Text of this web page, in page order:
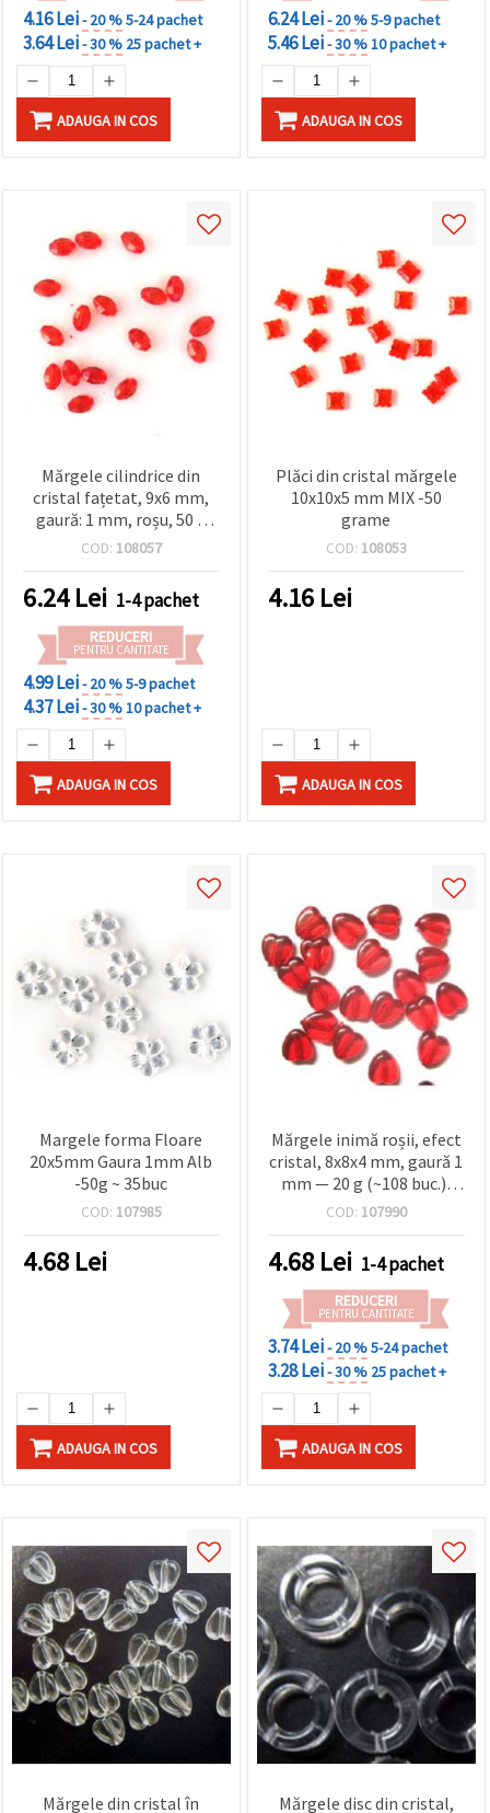
4.16 Lei- 20 %5-24 pachet
3.64 Lei- 30 % 25 pachet +
ADAUGA IN COS
6.24 Lei- 20 %5-9 pachet
5.46 Lei- 30 %10 pachet +
ADAUGA IN COS
Mărgele cilindrice din
cristal fațetat, 9x6 mm,
gaură: 1 mm, roșu, 50 g
(~290 buc.)
COD: 108057
6.24Lei 1-4 pachet
REDUCERI
PENTRU CANTITATE
4.99 Lei- 20 %5-9 pachet
4.37 Lei- 30 %10 pachet +
ADAUGA IN COS
Plăci din cristal mărgele
10x10x5 mm MIX -50
grame
COD: 108053
4.16 Lei
ADAUGA IN COS
Margele forma Floare
20x5mm Gaura 1mm Alb
-50g ~ 35buc
COD: 107985
4.68 Lei
ADAUGA IN COS
Mărgele inimă roșii, efect
cristal, 8x8x4 mm, gaură 1
mm — 20 g (~108 buc.),
pentru Mărțișor, brățări și
COD: 107990
4.68 Lei 1-4 pachet
REDUCERI
PENTRU CANTITATE
3.74 Lei- 20 %5-24 pachet
3.28 Lei- 30 % 25 pachet +
ADAUGA IN COS
Mărgele din cristal în Mărgele disc din cristal,